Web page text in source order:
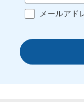
メールアド